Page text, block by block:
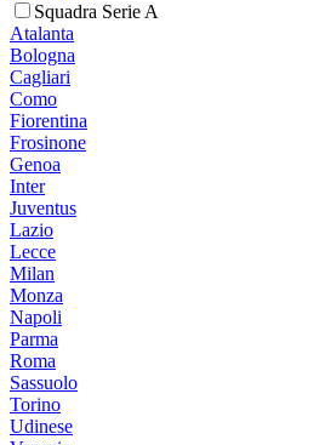
Squadra Serie A
Atalanta
Bologna
Cagliari
Como
Fiorentina
Frosinone
Genoa
Inter
Juventus
Lazio
Lecce
Milan
Monza
Napoli
Parma
Roma
Sassuolo
Torino
Udinese